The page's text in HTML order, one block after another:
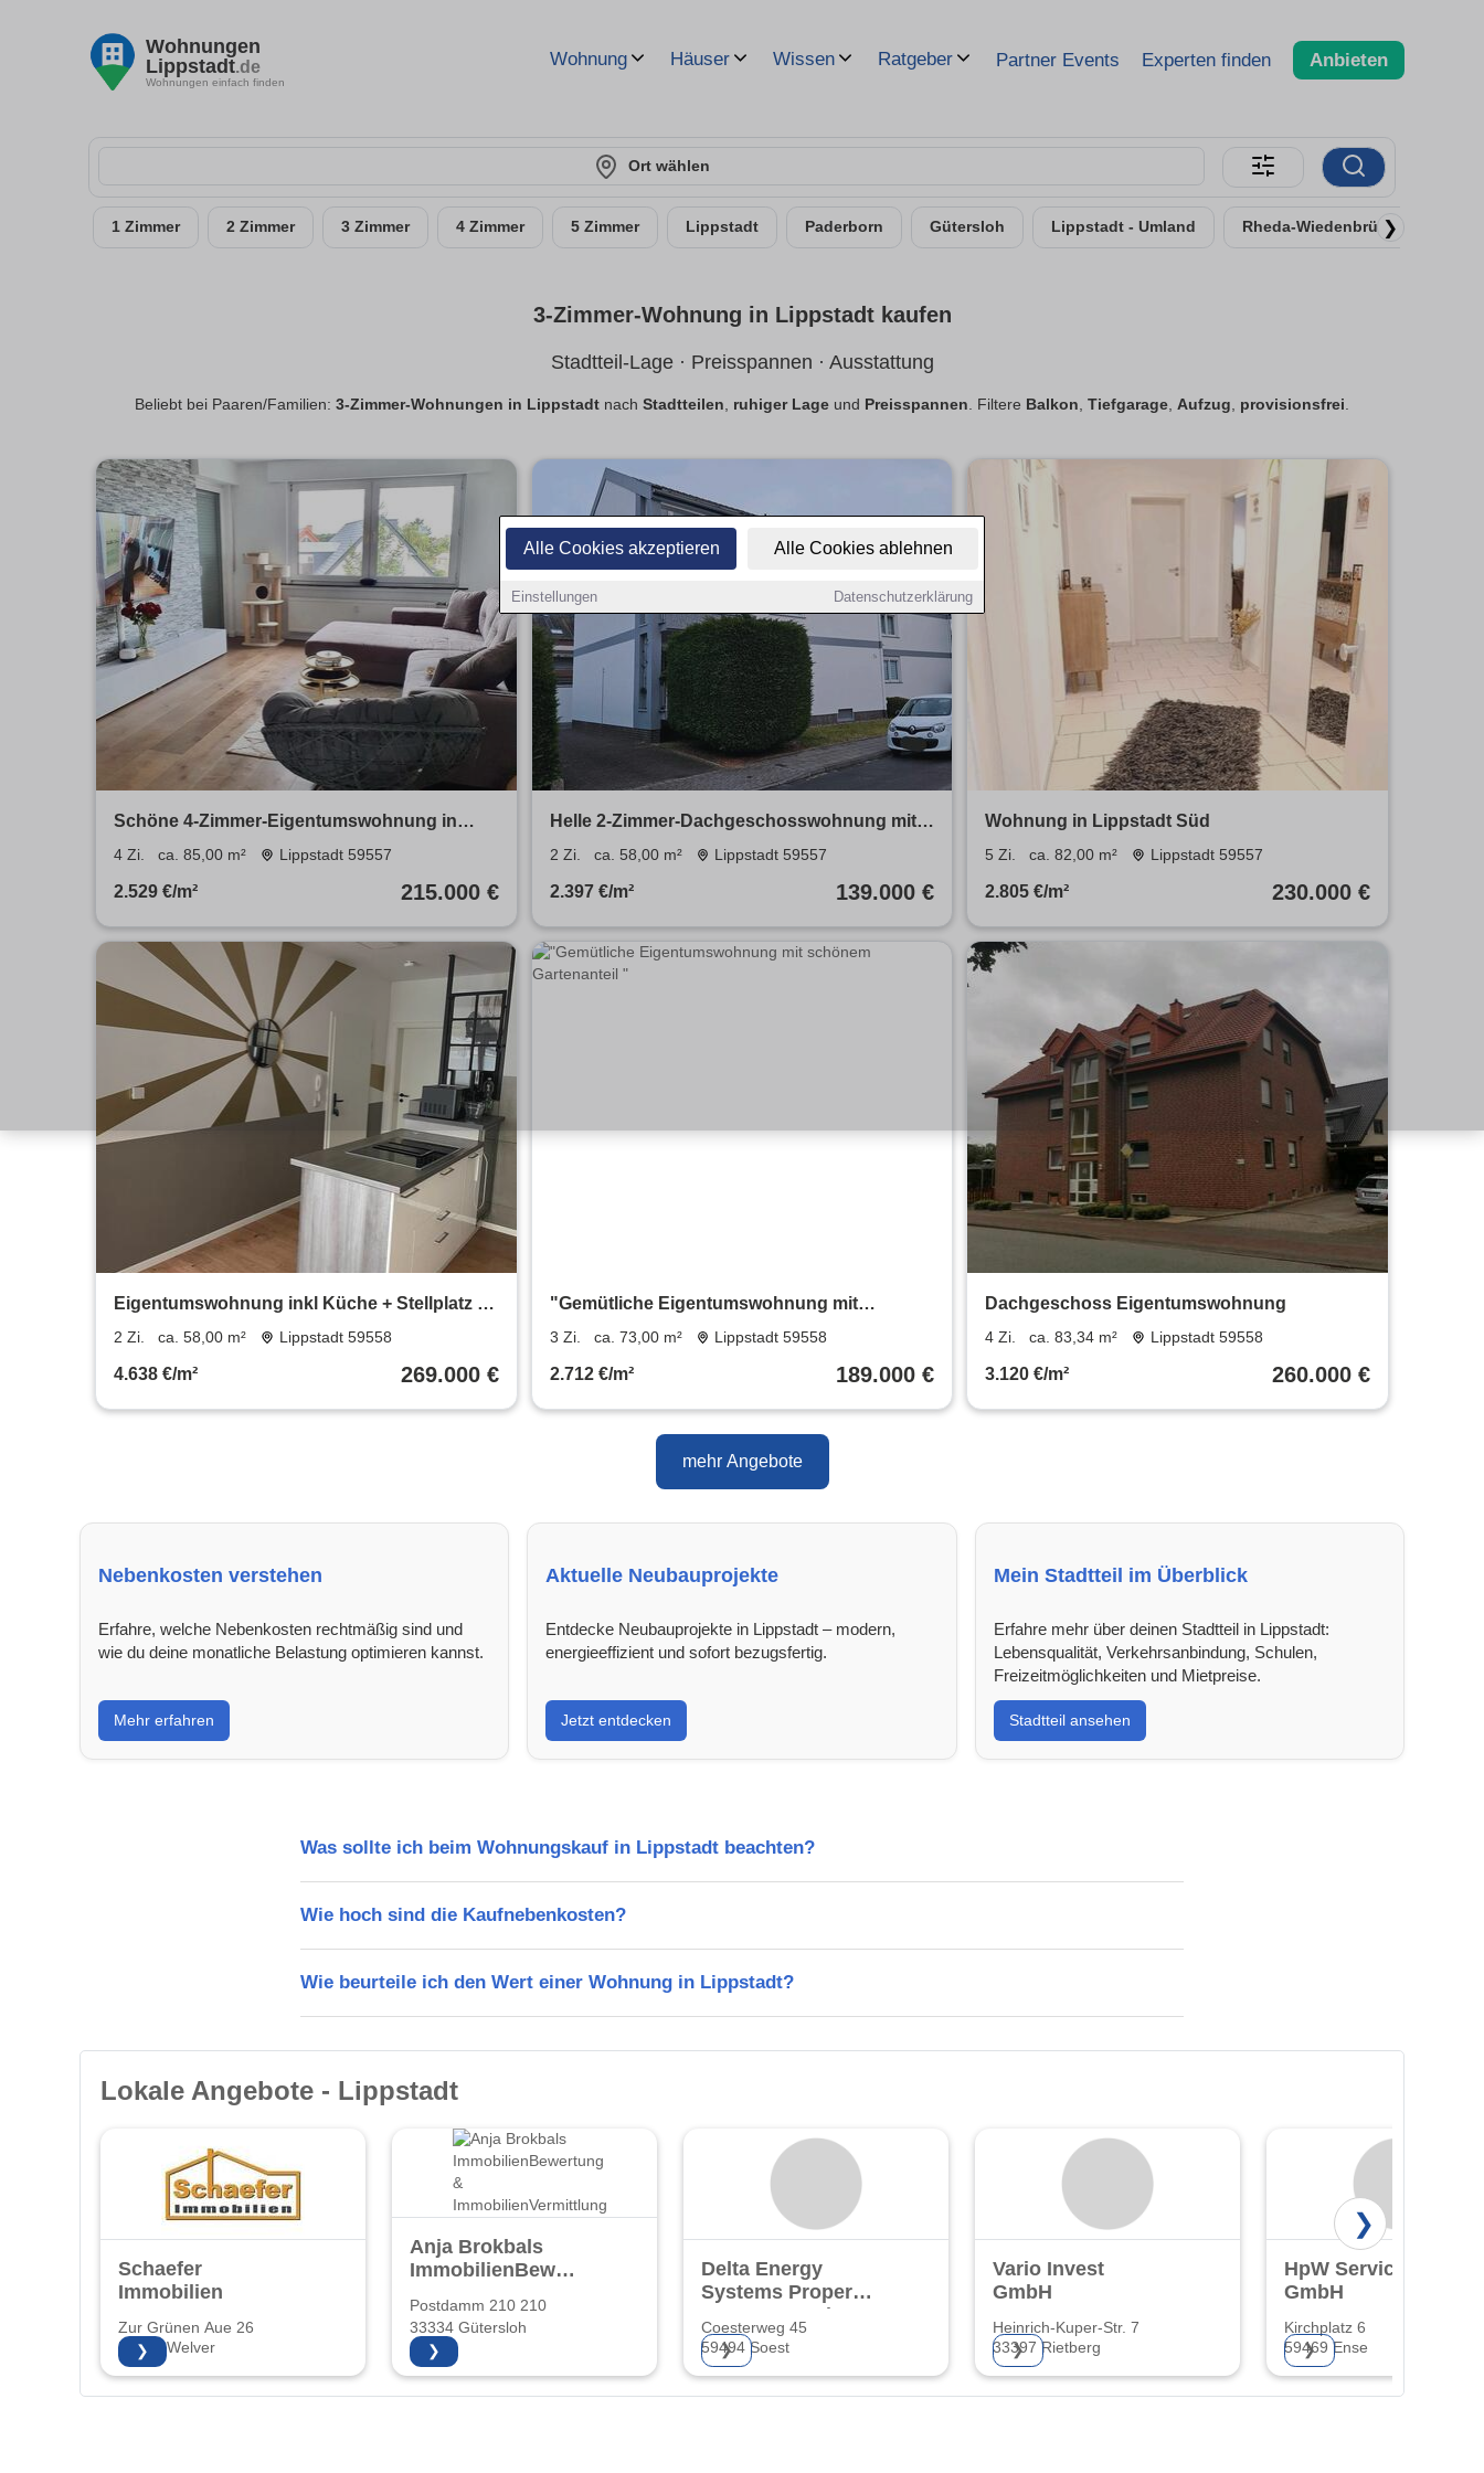
Alle Cookies akzeptieren Alle Cookies ablehnen
Einstellungen Datenschutzerklärung
Wohnungen
Lippstadt.de
Wohnungen einfach finden
Wohnung Häuser Wissen Ratgeber Partner Events Experten finden Anbieten
Ort wählen
1 Zimmer 2 Zimmer 3 Zimmer 4 Zimmer 5 Zimmer Lippstadt Paderborn Gütersloh Lippstadt - Umland Rheda-Wiedenbrück
❯
3-Zimmer-Wohnung in Lippstadt kaufen
Stadtteil-Lage · Preisspannen · Ausstattung
Beliebt bei Paaren/Familien: 3-Zimmer-Wohnungen in Lippstadt nach Stadtteilen, ruhiger Lage und Preisspannen. Filtere Balkon, Tiefgarage, Aufzug, provisionsfrei.
Schöne 4-Zimmer-Eigentumswohnung in
ruhiger Lage
4 Zi. ca. 85,00 m² Lippstadt 59557
2.529 €/m² 215.000 €
Helle 2-Zimmer-Dachgeschosswohnung mit
Loggia in Lippstadt-Süd
2 Zi. ca. 58,00 m² Lippstadt 59557
2.397 €/m² 139.000 €
Wohnung in Lippstadt Süd
5 Zi. ca. 82,00 m² Lippstadt 59557
2.805 €/m² 230.000 €
Eigentumswohnung inkl Küche + Stellplatz +
Garten
2 Zi. ca. 58,00 m² Lippstadt 59558
4.638 €/m² 269.000 €
"Gemütliche Eigentumswohnung mit
schönem Gartenanteil "
3 Zi. ca. 73,00 m² Lippstadt 59558
2.712 €/m² 189.000 €
Dachgeschoss Eigentumswohnung
4 Zi. ca. 83,34 m² Lippstadt 59558
3.120 €/m² 260.000 €
mehr Angebote
Nebenkosten verstehen
Erfahre, welche Nebenkosten rechtmäßig sind und
wie du deine monatliche Belastung optimieren kannst.
Mehr erfahren
Aktuelle Neubauprojekte
Entdecke Neubauprojekte in Lippstadt – modern,
energieeffizient und sofort bezugsfertig.
Jetzt entdecken
Mein Stadtteil im Überblick
Erfahre mehr über deinen Stadtteil in Lippstadt:
Lebensqualität, Verkehrsanbindung, Schulen,
Freizeitmöglichkeiten und Mietpreise.
Stadtteil ansehen
Was sollte ich beim Wohnungskauf in Lippstadt beachten?
Wie hoch sind die Kaufnebenkosten?
Wie beurteile ich den Wert einer Wohnung in Lippstadt?
Lokale Angebote - Lippstadt
Schaefer
Immobilien
Zur Grünen Aue 26
59514 Welver
❯
Anja Brokbals
ImmobilienBewertung
ImmobilienVermittlung
Postdamm 210 210
33334 Gütersloh
❯
Delta Energy
Systems Property
Germany GmbH
Coesterweg 45
59494 Soest
❯
Vario Invest
GmbH
Heinrich-Kuper-Str. 7
33397 Rietberg
❯
HpW Service
GmbH
Kirchplatz 6
59469 Ense
❯
❯